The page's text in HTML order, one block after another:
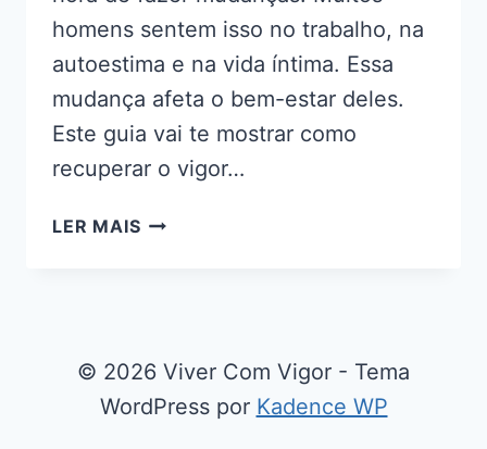
homens sentem isso no trabalho, na
autoestima e na vida íntima. Essa
mudança afeta o bem-estar deles.
Este guia vai te mostrar como
recuperar o vigor…
LER MAISCOMO
OS
30:
© 2026 Viver Com Vigor - Tema
WordPress por Kadence WP